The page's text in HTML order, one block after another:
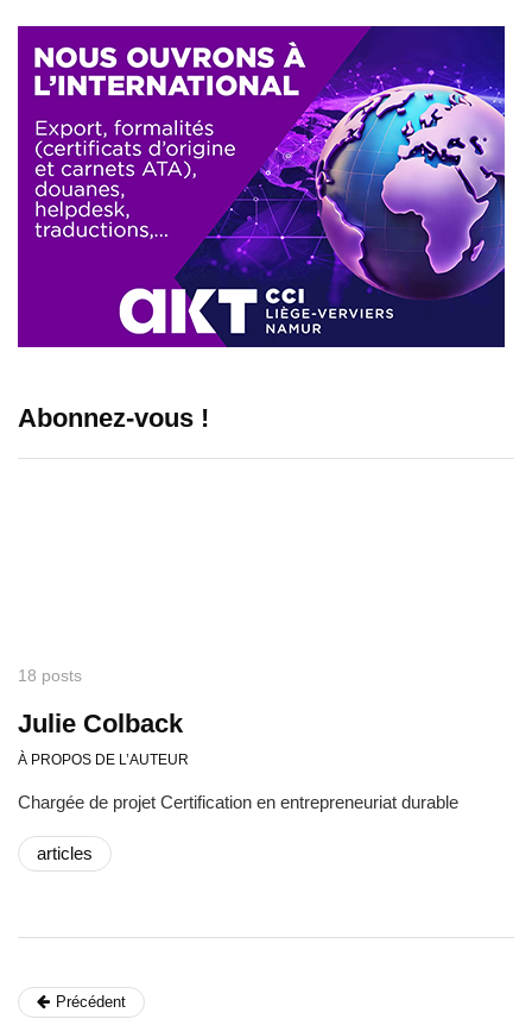
Abonnez-vous !
18 posts
Julie Colback
À PROPOS DE L’AUTEUR
Chargée de projet Certification en entrepreneuriat durable
articles
Précédent